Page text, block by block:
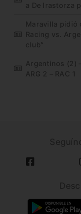
a De Irastorza
Maravilla pidió
Racing vs.
club”
Argentinos (2)
ARG 2 – RAC 1